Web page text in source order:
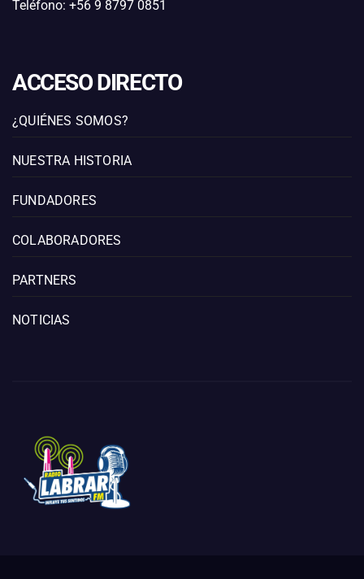
Teléfono: +56 9 8797 0851
ACCESO DIRECTO
¿QUIÉNES SOMOS?
NUESTRA HISTORIA
FUNDADORES
COLABORADORES
PARTNERS
NOTICIAS